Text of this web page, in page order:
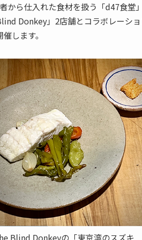
から仕入れた食材を扱う「d47食堂
Donkey」2店舗とコラボレーシ
します。
Blind Donkeyの「東京湾のスズキ